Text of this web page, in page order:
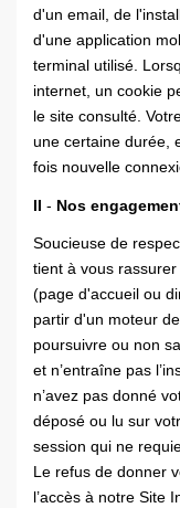
d'un email, de
d'une application
terminal utilisé.
internet, un cookie
le site consulté.
une certaine durée,
fois nouvelle
II - Nos
Soucieuse de
tient à vous
(page d'accueil ou
partir d'un moteur
poursuivre ou non
et n’entraîne pas
n’avez pas donné
déposé ou lu sur
session qui ne
Le refus de donner
l’accès à notre Site